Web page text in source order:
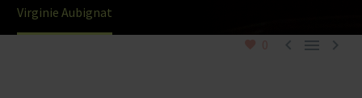
Virginie Aubignat
0
  